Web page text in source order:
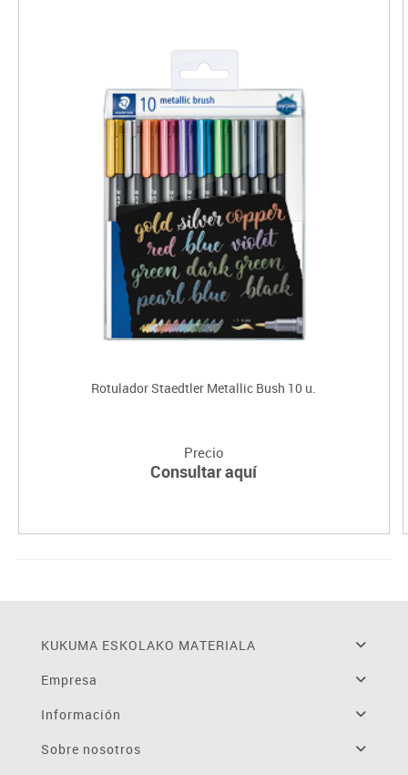
Rotulador Staedtler Metallic Bush 10 u.
Precio
Consultar aquí
KUKUMA ESKOLAKO MATERIALA
Empresa
Información
Sobre nosotros